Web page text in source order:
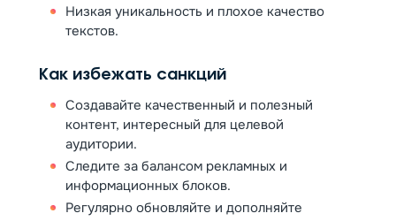
Низкая уникальность и плохое качество
текстов.
Как избежать санкций
Создавайте качественный и полезный
контент, интересный для целевой
аудитории.
Следите за балансом рекламных и
информационных блоков.
Регулярно обновляйте и дополняйте